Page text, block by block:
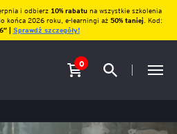
i odbierz10% rabatu na wszystkie szkolenia
końca 2026 roku, e-learningi aż 50% taniej. Kod:
| Sprawdź szczegóły!
0